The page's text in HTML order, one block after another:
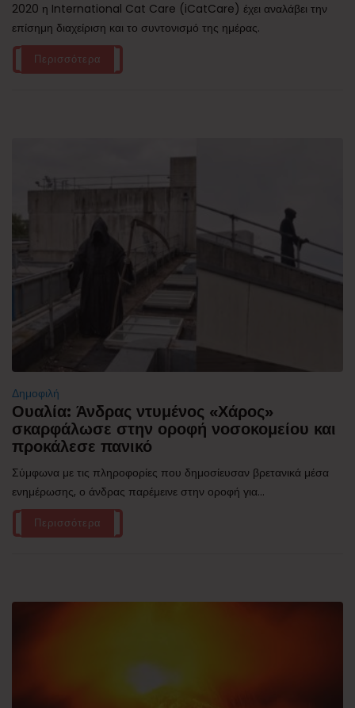
2020 η International Cat Care (iCatCare) έχει αναλάβει την
επίσημη διαχείριση και το συντονισμό της ημέρας.
Περισσότερα
Δημοφιλή
Ουαλία: Άνδρας ντυμένος «Χάρος»
σκαρφάλωσε στην οροφή νοσοκομείου και
προκάλεσε πανικό
Σύμφωνα με τις πληροφορίες που δημοσίευσαν βρετανικά μέσα
ενημέρωσης, ο άνδρας παρέμεινε στην οροφή για...
Περισσότερα